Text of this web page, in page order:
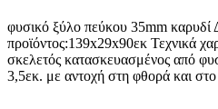
φυσικό ξύλο πεύκου 35mm καρυδί
προϊόντος:139x29x90εκ Τεχνικά
σκελετός κατασκευασμένος από
3,5εκ. με αντοχή στη φθορά και